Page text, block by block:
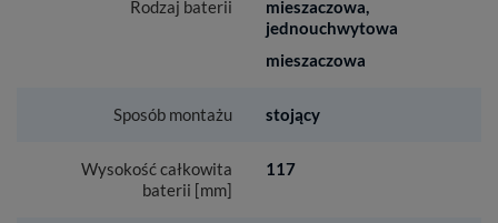
Rodzaj baterii
mieszaczowa,
jednouchwytowa
mieszaczowa
Sposób montażu stojący
Wysokość całkowita
baterii [mm]
117